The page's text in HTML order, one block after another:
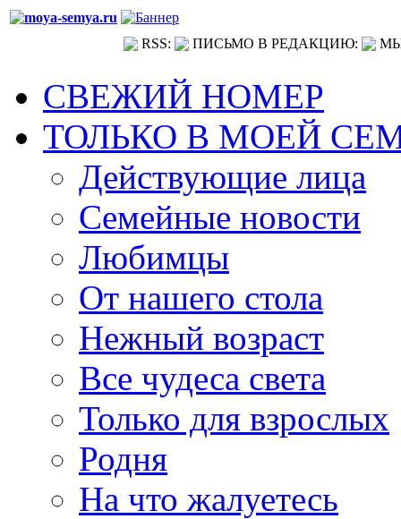
RSS: ПИСЬМО В РЕДАКЦИЮ:
СВЕЖИЙ НОМЕР
ТОЛЬКО В МОЕЙ
Действующие лица
Семейные новости
Любимцы
От нашего стола
Нежный возраст
Все чудеса света
Только для взрослых
Родня
На что жалуетесь